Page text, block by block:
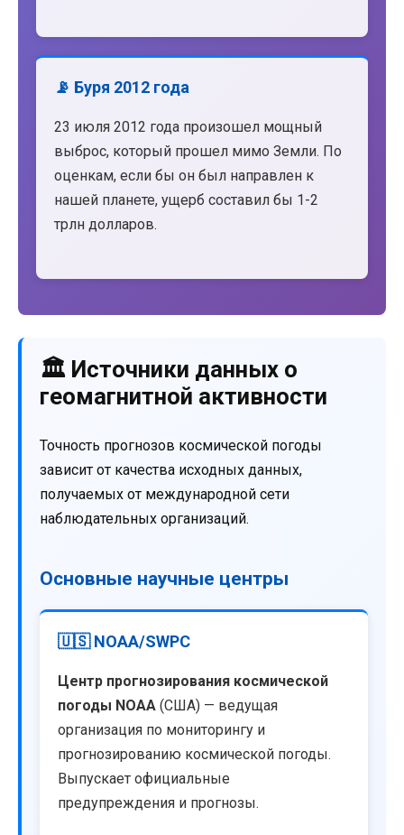
📡 Буря 2012 года
23 июля 2012 года произошел мощный
выброс, который прошел мимо Земли. По
оценкам, если бы он был направлен к
нашей планете, ущерб составил бы 1-2
трлн долларов.
🏛️ Источники данных о
геомагнитной активности
Точность прогнозов космической погоды
зависит от качества исходных данных,
получаемых от международной сети
наблюдательных организаций.
Основные научные центры
🇺🇸 NOAA/SWPC
Центр прогнозирования космической
погоды NOAA (США) — ведущая
организация по мониторингу и
прогнозированию космической погоды.
Выпускает официальные
предупреждения и прогнозы.